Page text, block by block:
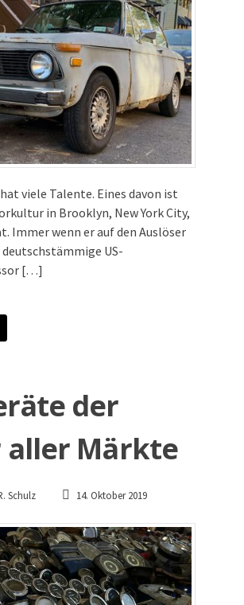
viele Talente. Eines davon ist
in Brooklyn, New York City,
Immer wenn er auf den Auslöser
US-
[…]
der
Märkte
Schulz 14. Oktober 2019